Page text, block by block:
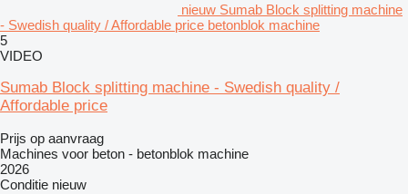
nieuw Sumab Block splitting machine
- Swedish quality / Affordable price betonblok machine
5
VIDEO
Sumab Block splitting machine - Swedish quality /
Affordable price
Prijs op aanvraag
Machines voor beton - betonblok machine
2026
Conditie nieuw